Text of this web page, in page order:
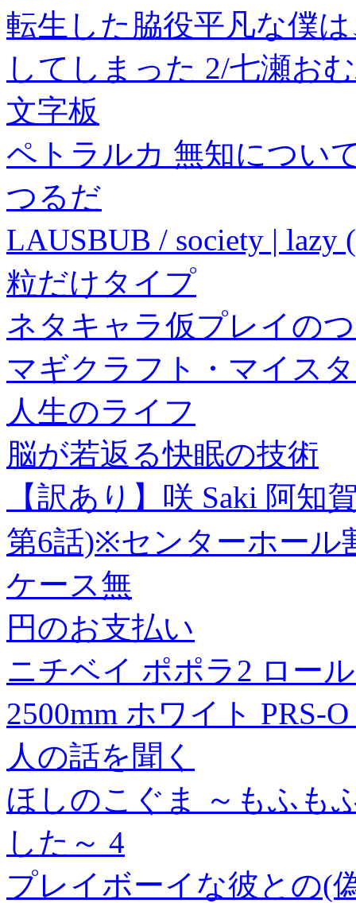
転生した脇役平凡な僕
してしまった 2/七瀬お
文字板
ペトラルカ 無知につい
つるだ
LAUSBUB / society | lazy
粒だけタイプ
ネタキャラ仮プレイの
マギクラフト・マイス
人生のライフ
脳が若返る快眠の技術
【訳あり】咲 Saki 阿知
第6話)※センターホー
ケース無
円のお支払い
ニチベイ ポポラ2 ロー
2500mm ホワイト PRS-
人の話を聞く
ほしのこぐま ～もふも
した～ 4
プレイボーイな彼との(